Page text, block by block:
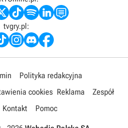
tvgry.pl:
Polityka redakcyjna
cookies Reklama
Zespół
Kontakt Pomoc